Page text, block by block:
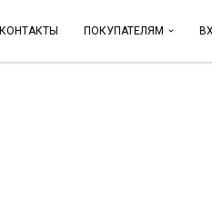
КОНТАКТЫ ПОКУПАТЕЛЯМ